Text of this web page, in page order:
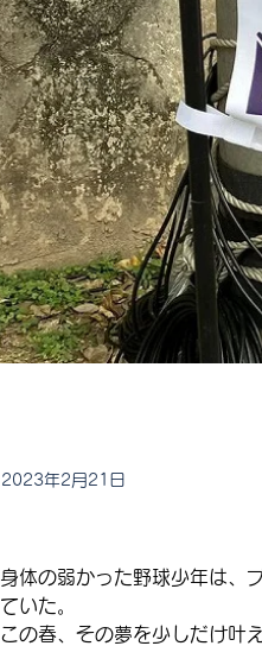
2023年2月21日
身体の弱かった野球少年は、
ていた。
この春、その夢を少しだけ叶